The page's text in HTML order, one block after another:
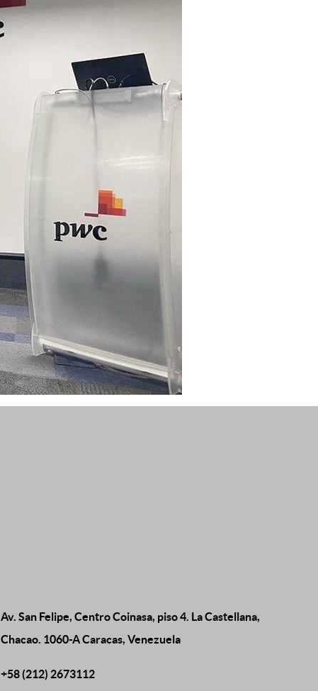
Av. San Felipe, Centro Coinasa, piso 4. La Castellana,
Chacao. 1060-A Caracas, Venezuela
+58 (212) 2673112